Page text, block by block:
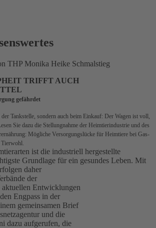
THP Monika Heike Schmalstieg
TRIFFT AUCH
gefährdet
Tankstelle, sondern auch beim Einkauf: Der Wagen ist voll,
Sie dazu die Stellungnahme der Heimtierindustrie und des
Mögliche Versorgungslücke für Heimtiere bei Gas-
Tierwohl.
ist die industriell hergestellte
Grundlage für ein gesundes Leben. Mit
daher
der
Entwicklungen
Engpass in der
gemeinsamen Brief
und die
dazu aufgerufen, die